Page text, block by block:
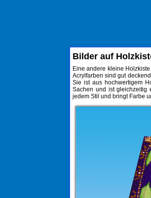
Bilder auf
Eine andere kleine
Acrylfarben sind gut
Sie ist aus hochwertigem
Sachen und ist gleichzeitig
jedem Stil und bringt Farbe